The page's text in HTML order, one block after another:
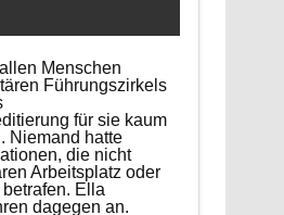
Menschen
Führungszirkels
für sie kaum
Niemand hatte
die nicht
Arbeitsplatz oder
Ella
dagegen an.